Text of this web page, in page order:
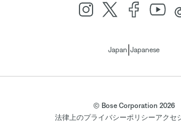
Japan Japanese
© Bose Corporation 2026
法律上のプライバシーポリシーアクセ